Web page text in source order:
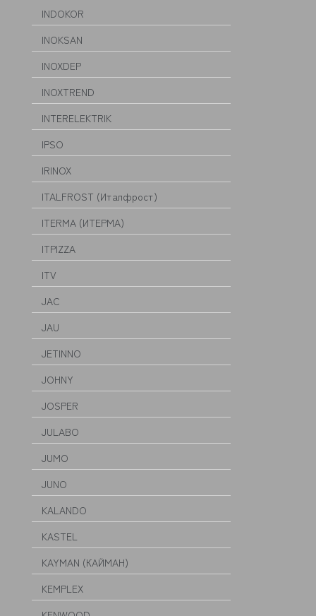
INDOKOR
INOKSAN
INOXDEP
INOXTREND
INTERELEKTRIK
IPSO
IRINOX
ITALFROST (Италфрост)
ITERMA (ИТЕРМА)
ITPIZZA
ITV
JAC
JAU
JETINNO
JOHNY
JOSPER
JULABO
JUMO
JUNO
KALANDO
KASTEL
KAYMAN (КАЙМАН)
KEMPLEX